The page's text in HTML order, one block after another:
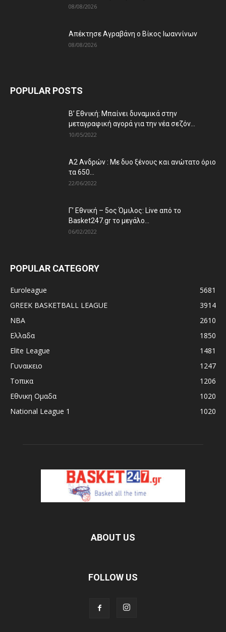
08/08/2026
Απέκτησε Αγραβάνη ο Βίκος Ιωαννίνων
08/08/2026
POPULAR POSTS
Β’ Εθνική: Μπαίνει δυναμικά στην
μεταγραφική αγορά για την νέα σεζόν...
10/05/2022
Α2 Ανδρών : Με δυο ξένους και ανώτατο όριο
τα 650...
22/06/2022
Γ’ Εθνική – 5ος Όμιλος: Live από το
Basket247.gr το μεγάλο...
06/02/2022
POPULAR CATEGORY
Euroleague
5681
GREEK BASKETBALL LEAGUE
3914
NBA
2610
Ελλαδα
1850
Elite League
1481
Γυναικειο
1247
Τοπικα
1206
Εθνικη Ομαδα
1020
National League 1
1020
ABOUT US
FOLLOW US